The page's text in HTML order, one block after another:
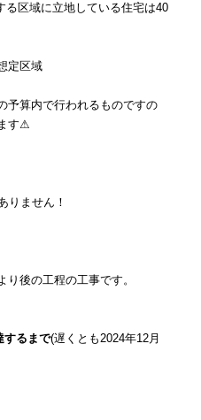
区域に立地している住宅は40
定区域
予算内で行われるものですの
す⚠
りません！
後の工程の工事です。
するまで(遅くとも2024年12月